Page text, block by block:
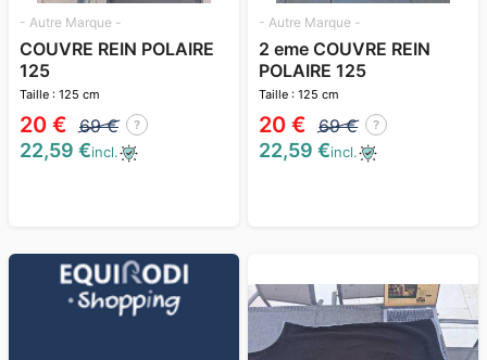
- Autre Marque -
COUVRE REIN POLAIRE
125
Taille : 125 cm
20 € 69 € ?
22,59 €incl.
- Autre Marque -
2 eme COUVRE REIN
POLAIRE 125
Taille : 125 cm
20 € 69 € ?
22,59 €incl.